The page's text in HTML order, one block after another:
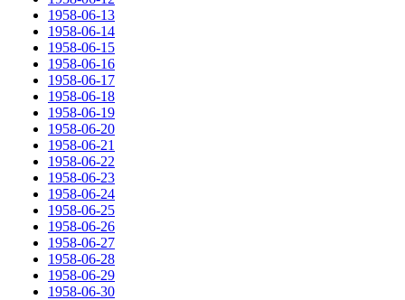
1958-06-13
1958-06-14
1958-06-15
1958-06-16
1958-06-17
1958-06-18
1958-06-19
1958-06-20
1958-06-21
1958-06-22
1958-06-23
1958-06-24
1958-06-25
1958-06-26
1958-06-27
1958-06-28
1958-06-29
1958-06-30